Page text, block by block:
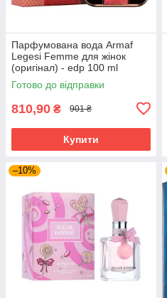
Парфумована вода Armaf
Legesi Femme для жінок
(оригінал) - edp 100 ml
Готово до відправки
810,90 ₴ 901 ₴
Купити
–10%